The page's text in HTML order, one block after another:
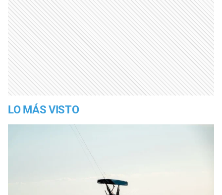
LO MÁS VISTO